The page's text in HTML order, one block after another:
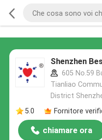
Shenzhen
605 No.59
Tianliao
District
5.0
Fornitore
chiamare ora